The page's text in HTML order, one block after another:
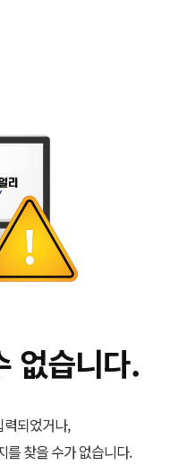
없습니다.
되었거나,
를 찾을 수가 없습니다.